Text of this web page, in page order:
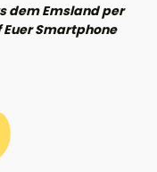
dem Emsland per
Smartphone